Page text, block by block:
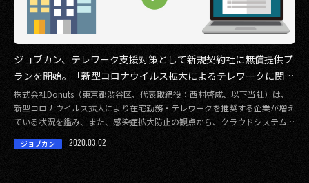
ジョブカン、テレワーク支援対策として新規契約社に無償提供プ
ランを開始。「新型コロナウイルス拡大によるテレワークに関す
る調査」を実施。約3割がテレワークを推奨
株式会社Donuts（東京都渋谷区、代表取締役：西村啓成、以下当社）は、
新型コロナウイルス拡大により在宅勤務・テレワークを推奨する企業が増え
ている状況を鑑み、また、感染症拡大防止の観点から、クラウドシステム・
ジョブカン 2020.03.02